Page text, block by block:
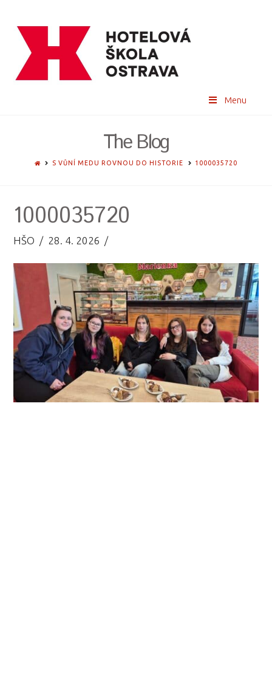
Menu
The Blog
HOMES VŮNÍ MEDU ROVNOU DO HISTORIE 1000035720
1000035720
HŠO 28. 4. 2026